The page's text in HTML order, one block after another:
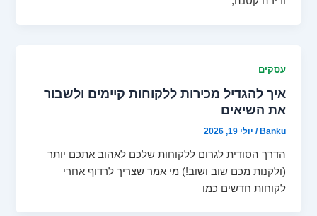
עסקים
איך להגדיל מכירות ללקוחות קיימים ולשבור
את השיאים
Banku
/ יולי 19, 2026
הדרך הסודית לגרום ללקוחות שלכם לאהוב אתכם יותר
(ולקנות מכם שוב ושוב!) מי אמר שצריך לרדוף אחרי
לקוחות חדשים כמו